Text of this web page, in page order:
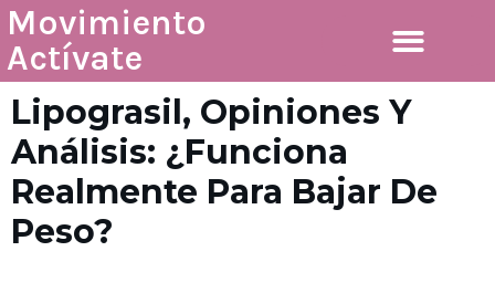
Movimiento
Actívate
Lipograsil, Opiniones Y
Análisis: ¿Funciona
Realmente Para Bajar De
Peso?